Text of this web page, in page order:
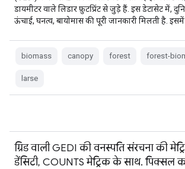
डायमीटर वाले लिडार फ़ुटप्रिंट से जुड़े हैं. इस डेटासेट में,
ऊंचाई, घनत्व, बायोमास की पूरी जानकारी मिलती है. इसमें
biomass canopy forest forest-
larse
ग्रिड वाली GEDI की वनस्पति संरचना की
डेंसिटी, COUNTS मेट्रिक के साथ. पिक्सल